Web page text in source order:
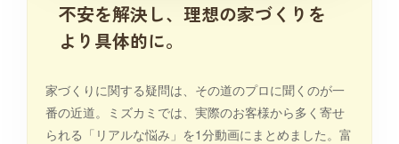
不安を解決し、理想の家づくりを
より具体的に。
家づくりに関する疑問は、その道のプロに聞くのが一
番の近道。ミズカミでは、実際のお客様から多く寄せ
られる「リアルな悩み」を1分動画にまとめました。富